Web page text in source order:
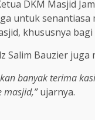
DKM Masjid
untuk
khususnya
Salim Bauzier
banyak terima
masjid,”ujarnya.